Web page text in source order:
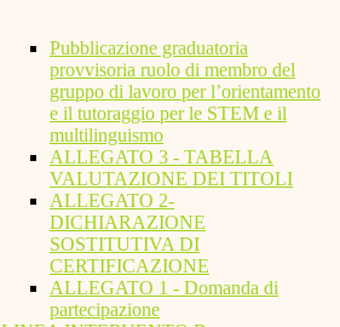
Pubblicazione graduatoria
provvisoria ruolo di membro del
gruppo di lavoro per l’orientamento
e il tutoraggio per le STEM e il
multilinguismo
ALLEGATO 3 - TABELLA
VALUTAZIONE DEI TITOLI
ALLEGATO 2-
DICHIARAZIONE
SOSTITUTIVA DI
CERTIFICAZIONE
ALLEGATO 1 - Domanda di
partecipazione